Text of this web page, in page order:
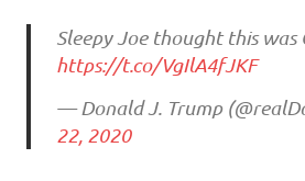
Sleepy Joe thought this was
https://t.co/VgIlA4fJKF
— Donald J. Trump
22, 2020